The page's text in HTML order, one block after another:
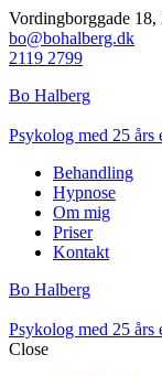
Vordingborggade
bo@bohalberg.dk
2119 2799
Bo Halberg
Psykolog med 25
Behandling
Hypnose
Om mig
Priser
Kontakt
Bo Halberg
Psykolog med 25
Close